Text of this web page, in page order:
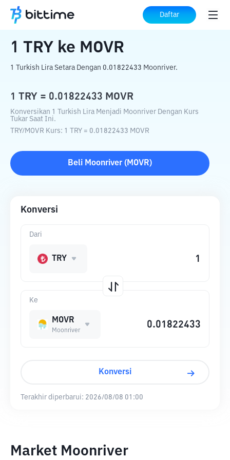
Daftar
Beranda Konverter Kripto ke MOVR
1 TRY ke MOVR
1 Turkish Lira Setara Dengan 0.01822433 Moonriver.
1 TRY = 0.01822433 MOVR
Konversikan 1 Turkish Lira Menjadi Moonriver Dengan Kurs
Tukar Saat Ini.
TRY/MOVR Kurs: 1 TRY = 0.01822433 MOVR
Beli Moonriver ( MOVR)
Konversi
Ke
MOVR
Moonriver
Dari
TRY
Konversi
Terakhir diperbarui: 2026/08/08 01:00
Market Moonriver